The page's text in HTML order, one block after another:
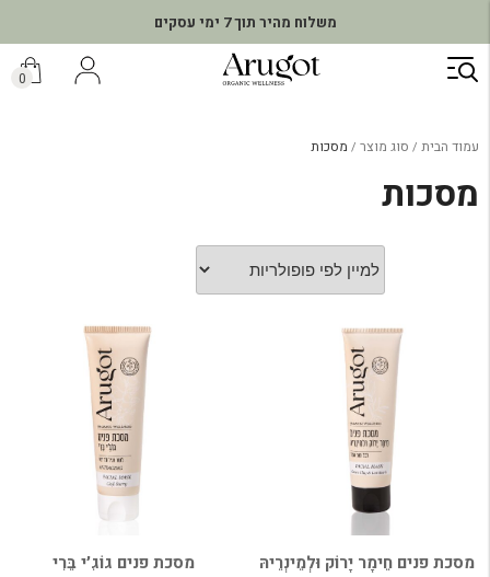
משלוח מהיר תוך 7 ימי עסקים
דילוג
לתוכן
0
עמוד הבית סוג מוצר מסכות
מסכות
מסכת פנים חֵימָר יָרוֹק וּלְמֵינְרֵיהּ מסכת פנים גוֹגִ׳י בֵּרִי